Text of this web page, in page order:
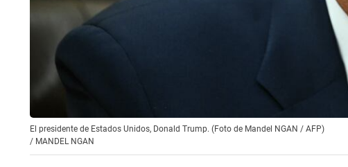
El presidente de Estados Unidos, Donald Trump. (Foto de Mandel NGAN / AFP)
/ MANDEL NGAN